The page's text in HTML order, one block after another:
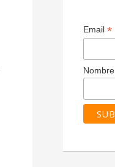
Email *
Nombre